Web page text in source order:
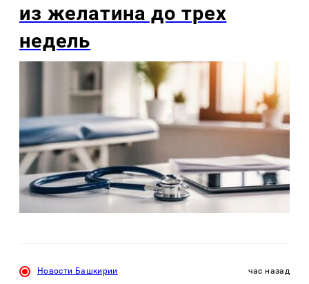
из желатина до трех
недель
Новости Башкирии час назад